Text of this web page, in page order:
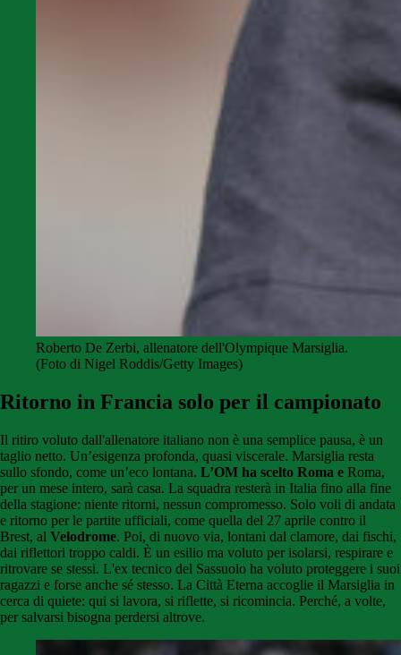
Roberto De Zerbi, allenatore dell'Olympique Marsiglia.
(Foto di Nigel Roddis/Getty Images)
Ritorno in Francia solo per il campionato
Il ritiro voluto dall'allenatore italiano non è una semplice pausa, è un
taglio netto. Un’esigenza profonda, quasi viscerale. Marsiglia resta
sullo sfondo, come un’eco lontana. L’OM ha scelto Roma e Roma,
per un mese intero, sarà casa. La squadra resterà in Italia fino alla fine
della stagione: niente ritorni, nessun compromesso. Solo voli di andata
e ritorno per le partite ufficiali, come quella del 27 aprile contro il
Brest, al Velodrome. Poi, di nuovo via, lontani dal clamore, dai fischi,
dai riflettori troppo caldi. È un esilio ma voluto per isolarsi, respirare e
ritrovare se stessi. L'ex tecnico del Sassuolo ha voluto proteggere i suoi
ragazzi e forse anche sé stesso. La Città Eterna accoglie il Marsiglia in
cerca di quiete: qui si lavora, si riflette, si ricomincia. Perché, a volte,
per salvarsi bisogna perdersi altrove.